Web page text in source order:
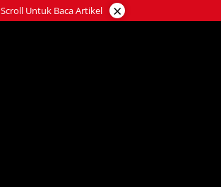
Scroll Untuk Baca Artikel ×